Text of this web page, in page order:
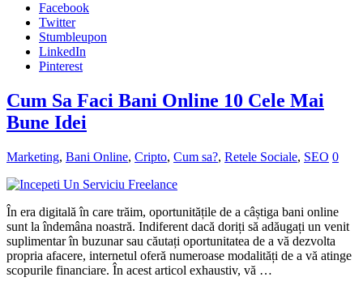
Facebook
Twitter
Stumbleupon
LinkedIn
Pinterest
Cum Sa Faci Bani Online 10 Cele Mai
Bune Idei
Marketing, Bani Online, Cripto, Cum sa?, Retele Sociale, SEO 0
În era digitală în care trăim, oportunitățile de a câștiga bani online
sunt la îndemâna noastră. Indiferent dacă doriți să adăugați un venit
suplimentar în buzunar sau căutați oportunitatea de a vă dezvolta
propria afacere, internetul oferă numeroase modalități de a vă atinge
scopurile financiare. În acest articol exhaustiv, vă …